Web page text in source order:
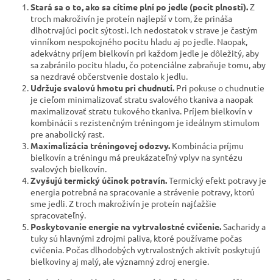
Stará sa o to, ako sa cítime plní po jedle (pocit plnosti).Z
troch makroživín je proteín najlepší v tom, že prináša
dlhotrvajúci pocit sýtosti. Ich nedostatok v strave je častým
vinníkom nespokojného pocitu hladu aj po jedle. Naopak,
adekvátny príjem bielkovín pri každom jedle je dôležitý, aby
sa zabránilo pocitu hladu, čo potenciálne zabraňuje tomu, aby
sa nezdravé občerstvenie dostalo k jedlu.
Udržuje svalovú hmotu pri chudnutí. Pri pokuse o chudnutie
je cieľom minimalizovať stratu svalového tkaniva a naopak
maximalizovať stratu tukového tkaniva. Príjem bielkovín v
kombinácii s rezistenčným tréningom je ideálnym stimulom
pre anabolický rast.
Maximalizácia tréningovej odozvy. Kombinácia príjmu
bielkovín a tréningu má preukázateľný vplyv na syntézu
svalových bielkovín.
Zvyšujú termický účinok potravín.Termický efekt potravy je
energia potrebná na spracovanie a strávenie potravy, ktorú
sme jedli. Z troch makroživín je proteín najťažšie
spracovateľný.
Poskytovanie energie na vytrvalostné cvičenie.Sacharidy a
tuky sú hlavnými zdrojmi paliva, ktoré používame počas
cvičenia. Počas dlhodobých vytrvalostných aktivít poskytujú
bielkoviny aj malý, ale významný zdroj energie.